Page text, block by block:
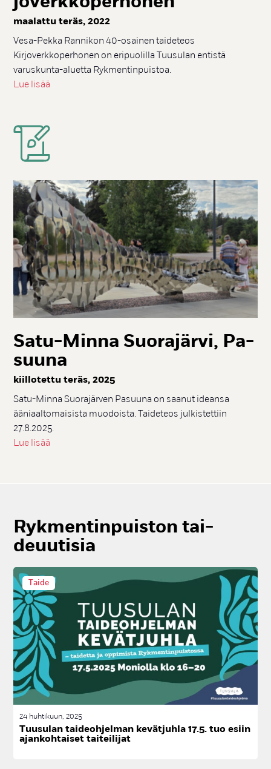
maa­lat­tu te­räs, 2022
Vesa-Pekka Rannikon 40-osainen taideteos
Kirjoverkkoperhonen on eripuolilla Tuusulan entistä
varuskunta-aluetta Rykmentinpuistoa.
Lue lisää
Sa­tu-Min­na Suo­ra­jär­vi, Pa­
suu­na
kiil­lo­tet­tu te­räs, 2025
Satu-Minna Suorajärven Pasuuna on saanut ideansa
ääniaaltomaisista muodoista. Taideteos julkistettiin
27.8.2025.
Lue lisää
Ryk­men­tin­puis­ton tai­
deuu­ti­sia
Taide
24 huhtikuun, 2025
Tuu­su­lan tai­deoh­jel­man ke­vät­juh­la 17.5. tuo esiin
ajan­koh­tai­set tai­tei­li­jat